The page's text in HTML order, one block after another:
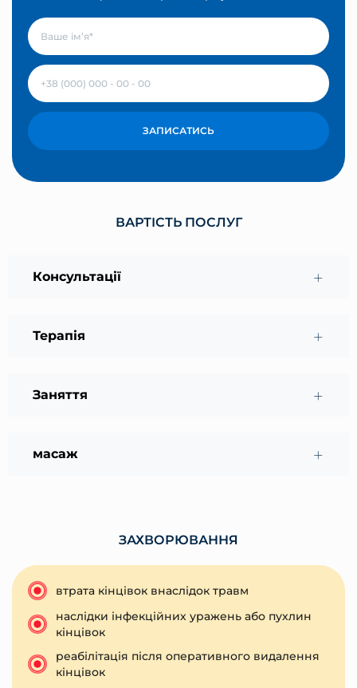
ЗАПИСАТИСЬ
ВАРТІСТЬ ПОСЛУГ
Консультації
Терапія
Заняття
масаж
ЗАХВОРЮВАННЯ
втрата кінцівок внаслідок травм
наслідки інфекційних уражень або пухлин
кінцівок
реабілітація після оперативного видалення
кінцівок